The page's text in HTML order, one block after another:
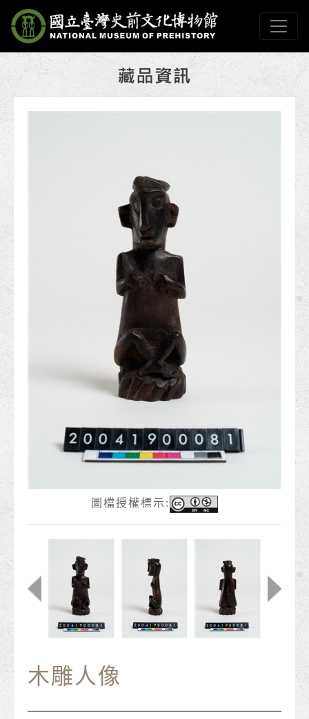
跳到主要內容
國立臺灣史前文化博物
網頁導覽
圖檔授權標示:
木雕人像